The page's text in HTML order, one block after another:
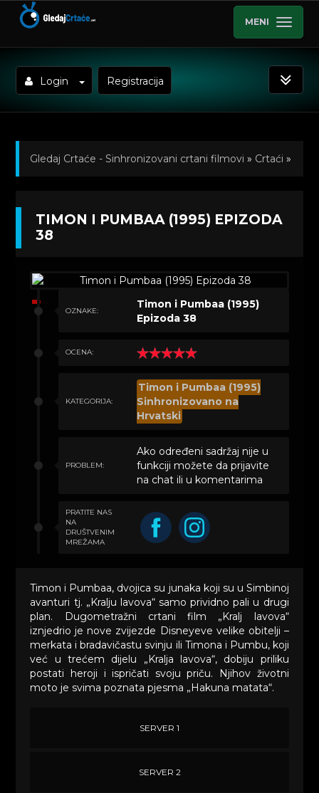
MENI
Login Registracija
Gledaj Crtaće - Sinhronizovani crtani filmovi » Crtaći »
Kratkometrazni crtani filmovi » Timon i Pumbaa
TIMON I PUMBAA (1995) EPIZODA
38
OZNAKE:
Timon i Pumbaa (1995)
Epizoda 38
OCENA:
KATEGORIJA:
Timon i Pumbaa (1995)
Sinhronizovano na
Hrvatski
PROBLEM:
Ako određeni sadržaj nije u
funkciji možete da prijavite
na chat ili u komentarima
PRATITE NAS
NA
DRUŠTVENIM
MREŽAMA
Timon i Pumbaa, dvojica su junaka koji su u Simbinoj
avanturi tj. „Kralju lavova“ samo prividno pali u drugi
plan. Dugometražni crtani film „Kralj lavova“
iznjedrio je nove zvijezde Disneyeve velike obitelji –
merkata i bradavičastu svinju ili Timona i Pumbu, koji
već u trećem dijelu „Kralja lavova“, dobiju priliku
postati heroji i ispričati svoju priču. Njihov životni
moto je svima poznata pjesma „Hakuna matata“.
SERVER 1
SERVER 2